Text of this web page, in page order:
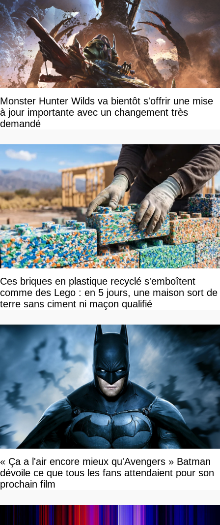
Monster Hunter Wilds va bientôt s'offrir une mise
à jour importante avec un changement très
demandé
Ces briques en plastique recyclé s'emboîtent
comme des Lego : en 5 jours, une maison sort de
terre sans ciment ni maçon qualifié
« Ça a l'air encore mieux qu'Avengers » Batman
dévoile ce que tous les fans attendaient pour son
prochain film